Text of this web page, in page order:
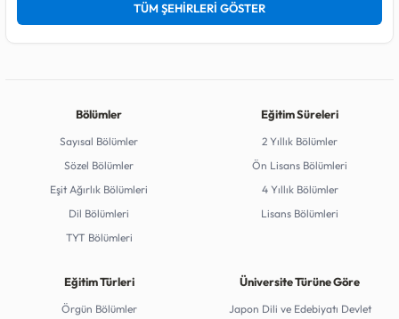
TÜM ŞEHİRLERİ GÖSTER
Bölümler
Sayısal Bölümler
Sözel Bölümler
Eşit Ağırlık Bölümleri
Dil Bölümleri
TYT Bölümleri
Eğitim Süreleri
2 Yıllık Bölümler
Ön Lisans Bölümleri
4 Yıllık Bölümler
Lisans Bölümleri
Eğitim Türleri
Örgün Bölümler
Üniversite Türüne Göre
Japon Dili ve Edebiyatı Devlet